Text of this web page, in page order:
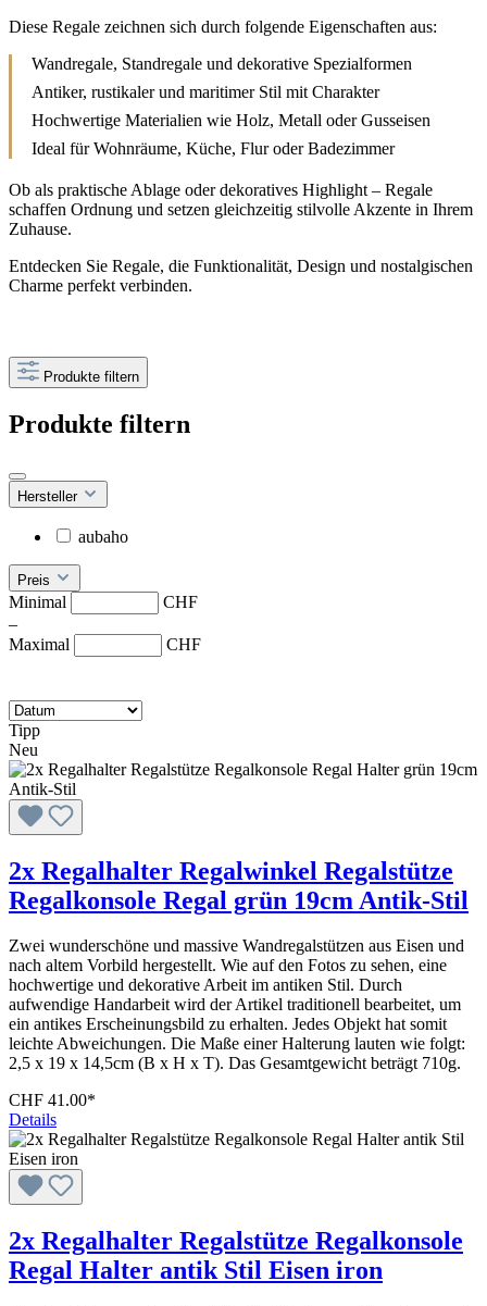
Diese Regale zeichnen sich durch folgende Eigenschaften aus:
Wandregale, Standregale und dekorative Spezialformen
Antiker, rustikaler und maritimer Stil mit Charakter
Hochwertige Materialien wie Holz, Metall oder Gusseisen
Ideal für Wohnräume, Küche, Flur oder Badezimmer
Ob als praktische Ablage oder dekoratives Highlight – Regale
schaffen Ordnung und setzen gleichzeitig stilvolle Akzente in Ihrem
Zuhause.
Entdecken Sie Regale, die Funktionalität, Design und nostalgischen
Charme perfekt verbinden.
Produkte filtern
Produkte filtern
Hersteller
aubaho
Preis
Minimal
CHF
–
Maximal
CHF
Tipp
Neu
2x Regalhalter Regalwinkel Regalstütze
Regalkonsole Regal grün 19cm Antik-Stil
Zwei wunderschöne und massive Wandregalstützen aus Eisen und
nach altem Vorbild hergestellt. Wie auf den Fotos zu sehen, eine
hochwertige und dekorative Arbeit im antiken Stil. Durch
aufwendige Handarbeit wird der Artikel traditionell bearbeitet, um
ein antikes Erscheinungsbild zu erhalten. Jedes Objekt hat somit
leichte Abweichungen. Die Maße einer Halterung lauten wie folgt:
2,5 x 19 x 14,5cm (B x H x T). Das Gesamtgewicht beträgt 710g.
CHF 41.00*
Details
2x Regalhalter Regalstütze Regalkonsole
Regal Halter antik Stil Eisen iron